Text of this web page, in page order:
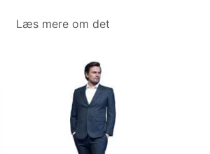
Læs mere om det